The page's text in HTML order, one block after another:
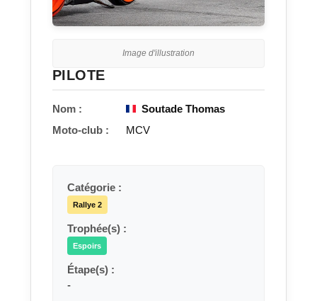
Image d'illustration
PILOTE
Nom :
Soutade Thomas
Moto-club :
MCV
Catégorie :
Rallye 2
Trophée(s) :
Espoirs
Étape(s) :
-